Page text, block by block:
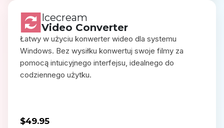
Icecream
Video Converter
Łatwy w użyciu konwerter wideo dla systemu
Windows. Bez wysiłku konwertuj swoje filmy za
pomocą intuicyjnego interfejsu, idealnego do
codziennego użytku.
$49.95